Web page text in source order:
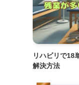
リハビリで18
解決方法